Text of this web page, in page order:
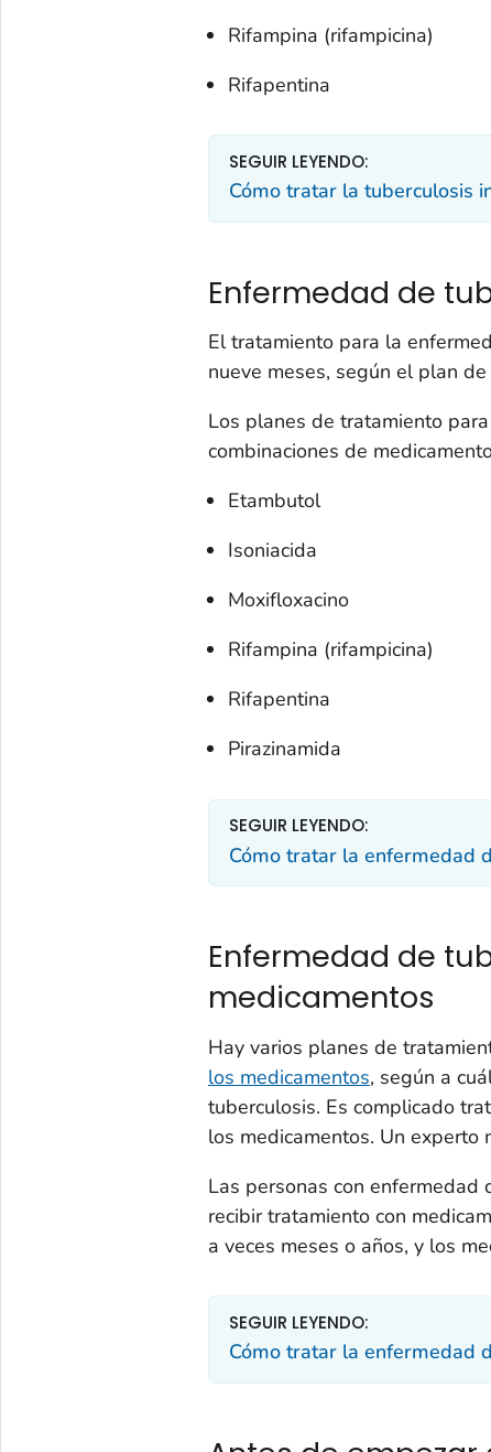
Rifampina (rifampicina)
Rifapentina
SEGUIR LEYENDO:
Cómo tratar la tuberculosis
Enfermedad de
El tratamiento para la
nueve meses, según el plan
Los planes de tratamiento
combinaciones de
Etambutol
Isoniacida
Moxifloxacino
Rifampina (rifampicina)
Rifapentina
Pirazinamida
SEGUIR LEYENDO:
Cómo tratar la enfermedad
Enfermedad de
medicamentos
Hay varios planes de
los medicamentos, según a
tuberculosis. Es complicado
los medicamentos. Un experto
Las personas con
recibir tratamiento con
a veces meses o años, y los
SEGUIR LEYENDO:
Cómo tratar la enfermedad